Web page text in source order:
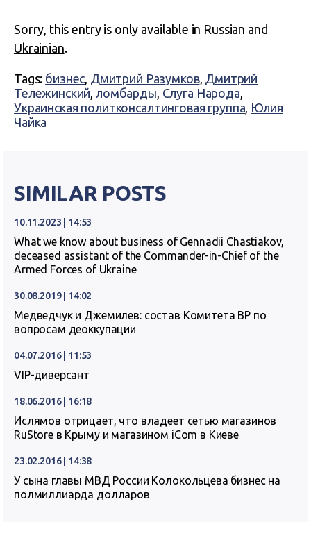
Sorry, this entry is only available in Russian and
Ukrainian.
Tags: бизнес, Дмитрий Разумков, Дмитрий
Тележинский,ломбарды, Слуга Народа,
Украинская политконсалтинговая группа, Юлия
Чайка
SIMILAR POSTS
10.11.2023 | 14:53
What we know about business of Gennadii Chastiakov,
deceased assistant of the Commander-in-Chief of the
Armed Forces of Ukraine
30.08.2019 | 14:02
Медведчук и Джемилев: состав Комитета ВР по
вопросам деоккупации
04.07.2016 | 11:53
VIP-диверсант
18.06.2016 | 16:18
Ислямов отрицает, что владеет сетью магазинов
RuStore в Крыму и магазином iCom в Киеве
23.02.2016 | 14:38
У сына главы МВД России Колокольцева бизнес на
полмиллиарда долларов